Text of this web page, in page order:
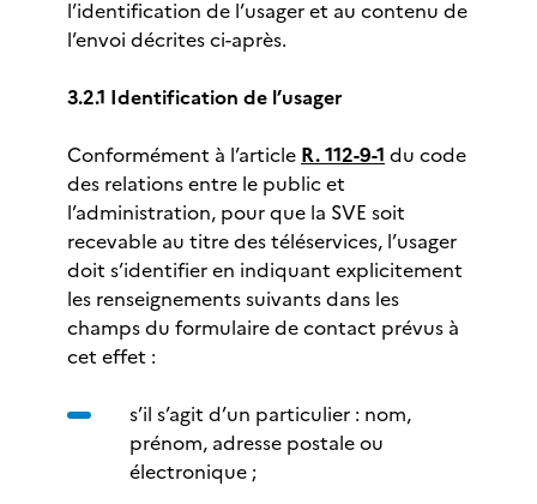
l’identification de l’usager et au contenu de
l’envoi décrites ci-après.
3.2.1 Identification de l’usager
Conformément à l’article R. 112-9-1 du code
des relations entre le public et
l’administration, pour que la SVE soit
recevable au titre des téléservices, l’usager
doit s’identifier en indiquant explicitement
les renseignements suivants dans les
champs du formulaire de contact prévus à
cet effet :
s’il s’agit d’un particulier : nom,
prénom, adresse postale ou
électronique ;